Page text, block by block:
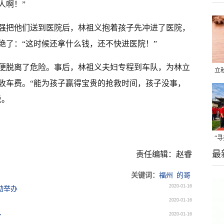
啊！”
他们送到医院后，林祖义抱着孩子先冲进了医院，
了：“这时候还拿什么钱，还不快进医院！”
脱离了危险。事后，林祖义夫妇专程到车队，为林立
费。“能为孩子赢得宝贵的抢救时间，孩子没事，
责任编辑：赵睿
关键词： 福州
的哥
举办
2020-01-16
2020-01-16
2020-01-16
立
晒
味
“
题
最